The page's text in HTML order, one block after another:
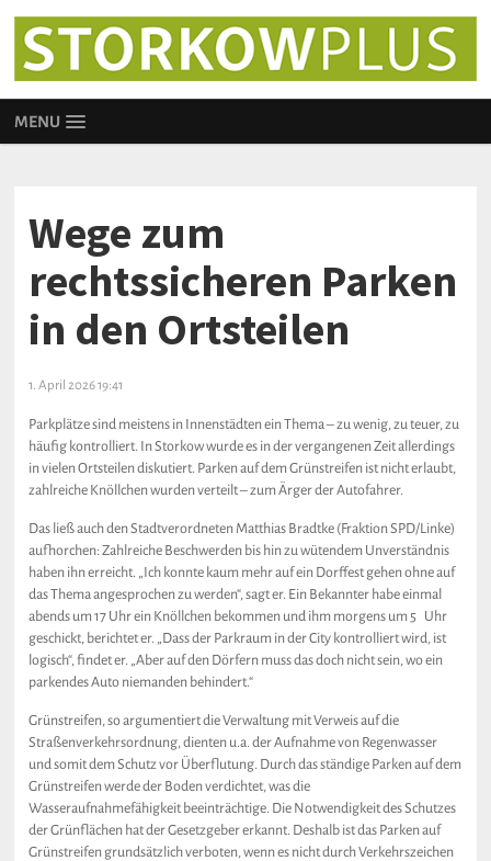
MENU
Wege zum
rechtssicheren Parken
in den Ortsteilen
1. April 2026 19:41
Parkplätze sind meistens in Innenstädten ein Thema – zu wenig, zu teuer, zu
häufig kontrolliert. In Storkow wurde es in der vergangenen Zeit allerdings
in vielen Ortsteilen diskutiert. Parken auf dem Grünstreifen ist nicht erlaubt,
zahlreiche Knöllchen wurden verteilt – zum Ärger der Autofahrer.
Das ließ auch den Stadtverordneten Matthias Bradtke (Fraktion SPD/Linke)
aufhorchen: Zahlreiche Beschwerden bis hin zu wütendem Unverständnis
haben ihn erreicht. „Ich konnte kaum mehr auf ein Dorffest gehen ohne auf
das Thema angesprochen zu werden“, sagt er. Ein Bekannter habe einmal
abends um 17 Uhr ein Knöllchen bekommen und ihm morgens um 5 Uhr
geschickt, berichtet er. „Dass der Parkraum in der City kontrolliert wird, ist
logisch“, findet er. „Aber auf den Dörfern muss das doch nicht sein, wo ein
parkendes Auto niemanden behindert.“
Grünstreifen, so argumentiert die Verwaltung mit Verweis auf die
Straßenverkehrsordnung, dienten u.a. der Aufnahme von Regenwasser
und somit dem Schutz vor Überflutung. Durch das ständige Parken auf dem
Grünstreifen werde der Boden verdichtet, was die
Wasseraufnahmefähigkeit beeinträchtige. Die Notwendigkeit des Schutzes
der Grünflächen hat der Gesetzgeber erkannt. Deshalb ist das Parken auf
Grünstreifen grundsätzlich verboten, wenn es nicht durch Verkehrszeichen